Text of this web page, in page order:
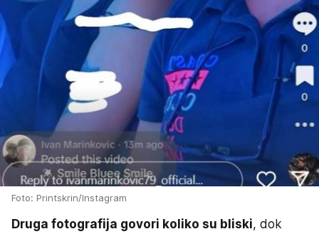
Foto: Printskrin/Instagram
Druga fotografija govori koliko su bliski, dok